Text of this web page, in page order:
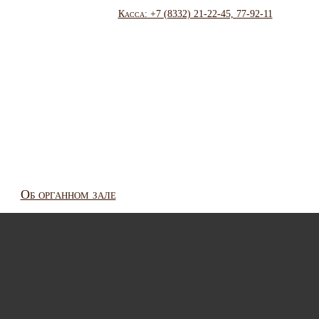
Касса: +7 (8332) 21-22-45, 77-92-11
Об органном зале